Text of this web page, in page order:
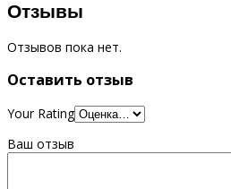
Отзывы
Отзывов пока нет.
Оставить отзыв
Your Rating
Ваш отзыв